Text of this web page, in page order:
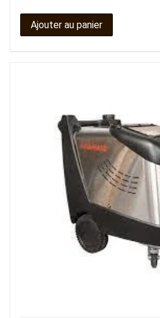
Ajouter au panier